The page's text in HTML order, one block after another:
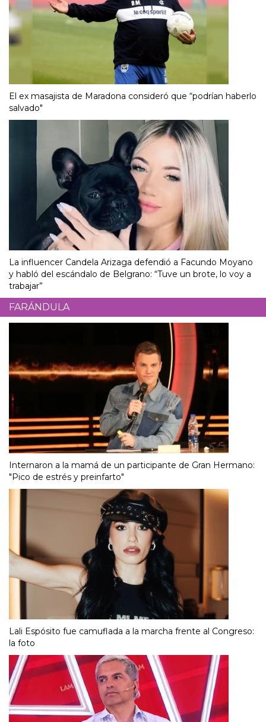
El ex masajista de Maradona consideró que “podrían haberlo
salvado"
La influencer Candela Arizaga defendió a Facundo Moyano
y habló del escándalo de Belgrano: “Tuve un brote, lo voy a
trabajar”
FARÁNDULA
Internaron a la mamá de un participante de Gran Hermano:
"Pico de estrés y preinfarto"
Lali Espósito fue camuflada a la marcha frente al Congreso:
la foto